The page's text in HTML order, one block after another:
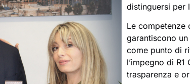
distinguersi per
Le competenze
garantiscono
come punto di
l’impegno di
trasparenza e